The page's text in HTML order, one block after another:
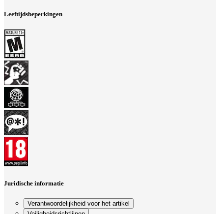
Leeftijdsbeperkingen
Juridische informatie
Verantwoordelijkheid voor het artikel